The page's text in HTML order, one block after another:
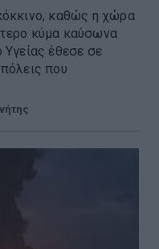
καθώς η χώρα
κύμα καύσωνα
Υγείας έθεσε σε
που